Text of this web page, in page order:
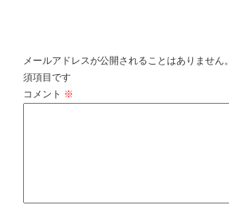
メールアドレスが公開されることはありません。
須項目です
コメント ※